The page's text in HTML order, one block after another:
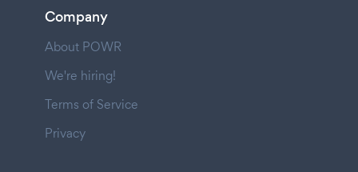
Company
About POWR
We're hiring!
Terms of Service
Privacy